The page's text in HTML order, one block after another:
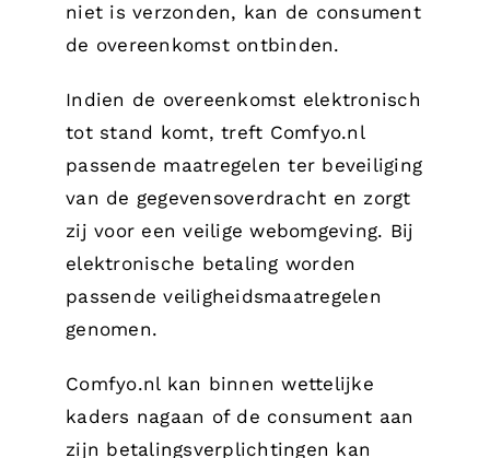
niet is verzonden, kan de consument
de overeenkomst ontbinden.
Indien de overeenkomst elektronisch
tot stand komt, treft Comfyo.nl
passende maatregelen ter beveiliging
van de gegevensoverdracht en zorgt
zij voor een veilige webomgeving. Bij
elektronische betaling worden
passende veiligheidsmaatregelen
genomen.
Comfyo.nl kan binnen wettelijke
kaders nagaan of de consument aan
zijn betalingsverplichtingen kan